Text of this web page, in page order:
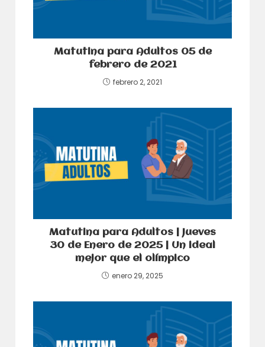
Matutina para Adultos 05 de
febrero de 2021
febrero 2, 2021
Matutina para Adultos | Jueves
30 de Enero de 2025 | Un ideal
mejor que el olímpico
enero 29, 2025